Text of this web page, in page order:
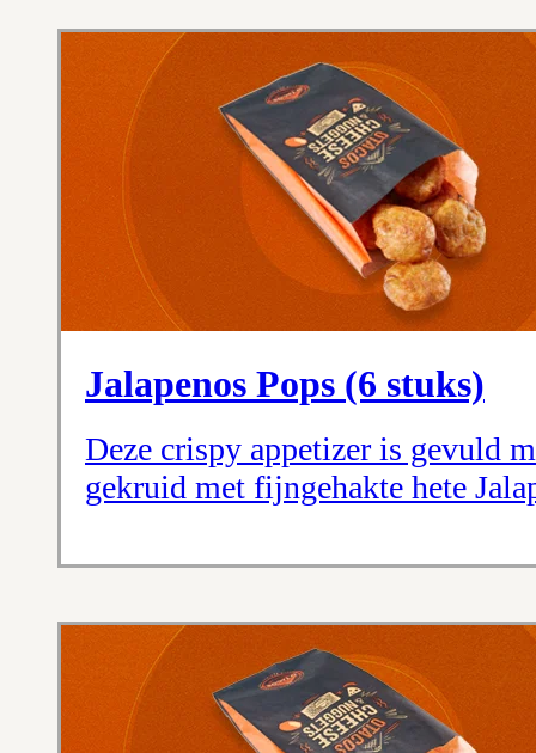
Jalapenos Pops (6 stuks)
Deze crispy appetizer is gevuld
gekruid met fijngehakte hete